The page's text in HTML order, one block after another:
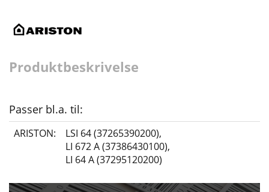
Produktbeskrivelse
Passer bl.a. til:
ARISTON: LSI 64 (37265390200),
LI 672 A (37386430100),
LI 64 A (37295120200)